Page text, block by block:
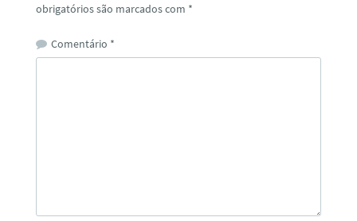
obrigatórios são marcados com *
Comentário *